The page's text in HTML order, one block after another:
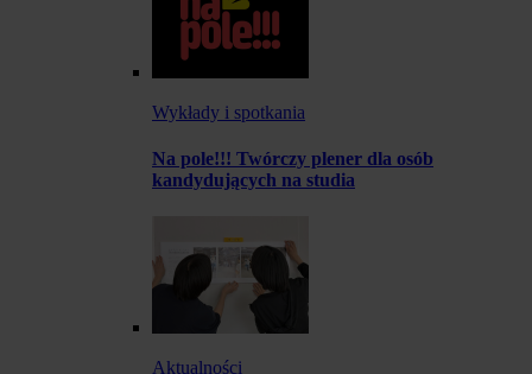
Wykłady i spotkania
Na pole!!! Twórczy plener dla osób
kandydujących na studia
Aktualności